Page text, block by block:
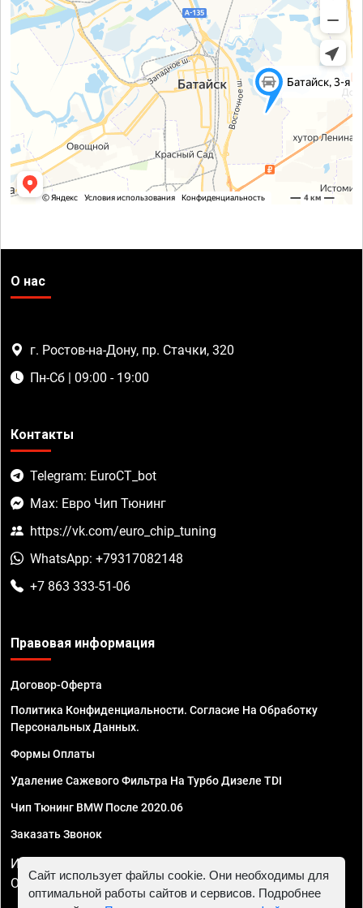
О нас
г. Ростов-на-Дону, пр. Стачки, 320
Пн-Сб | 09:00 - 19:00
Контакты
Telegram: EuroCT_bot
Max: Евро Чип Тюнинг
https://vk.com/euro_chip_tuning
WhatsApp: +79317082148
+7 863 333-51-06
Правовая информация
Договор-Оферта
Политика Конфиденциальности. Согласие На Обработку
Персональных Данных.
Формы Оплаты
Удаление Сажевого Фильтра На Турбо Дизеле TDI
Чип Тюнинг BMW После 2020.06
Заказать Звонок
ИП Смирнов Георгий Павлович. ИНН 781302555843,
ОГРНИП 324470400032610
Сайт использует файлы cookie. Они необходимы для
оптимальной работы сайтов и сервисов. Подробнее